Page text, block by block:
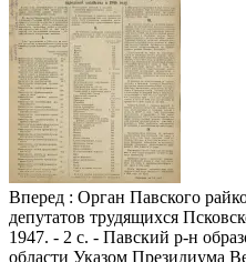
Вперед : Орган Павского
депутатов трудящихся
1947. - 2 с. - Павский р-н
области Указом Президиума